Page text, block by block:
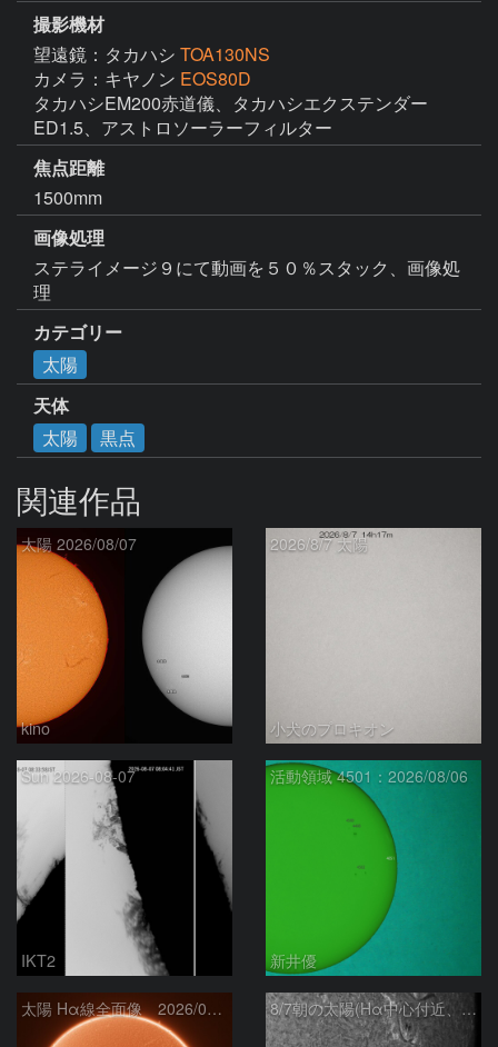
撮影機材
望遠鏡：タカハシ TOA130NS
カメラ：キヤノン EOS80D
タカハシEM200赤道儀、タカハシエクステンダー
ED1.5、アストロソーラーフィルター
焦点距離
1500mm
画像処理
ステライメージ９にて動画を５０％スタック、画像処
理
カテゴリー
太陽
天体
太陽
黒点
関連作品
太陽 2026/08/07
kino
2026/8/7 太陽
小犬のプロキオン
Sun 2026-08-07
IKT2
活動領域 4501：2026/08/06
新井優
太陽 Hα線全面像 2026/08/07 8/7朝の太陽(Hα中心付近、4498、4502付近)